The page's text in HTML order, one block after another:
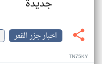
جديدة
اخبار جزر القمر
TN75KY